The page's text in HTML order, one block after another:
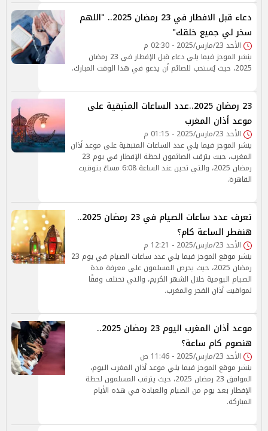
دعاء قبل الافطار في 23 رمضان 2025.. "اللهم
سخر لي جميع خلقك"
الأحد 23/مارس/2025 - 02:30 م
ينشر الموجز فيما يلي دعاء قبل الإفطار في 23 رمضان
2025، حيث يُستحب للصائم أن يدعو في هذا الوقت المبارك.
23 رمضان 2025..عدد الساعات المتبقية على
موعد أذان المغرب
الأحد 23/مارس/2025 - 01:15 م
ينشر الموجز فيما يلي عدد الساعات المتبقية على موعد أذان
المغرب، حيث يترقب الصائمون لحظة الإفطار في يوم 23
رمضان 2025، والتي تحين عند الساعة 6:08 مساءً بتوقيت
القاهرة.
تعرف عدد ساعات الصيام في 23 رمضان 2025..
هنفطر الساعة كام؟
الأحد 23/مارس/2025 - 12:21 م
ينشر موقع الموجز فيما يلي عدد ساعات الصيام في يوم 23
رمضان 2025، حيث يحرص المسلمون على معرفة مدة
الصيام اليومية خلال الشهر الكريم، والتي تختلف وفقًا
لمواقيت أذان الفجر والمغرب.
موعد أذان المغرب اليوم 23 رمضان 2025..
هنصوم كام ساعة؟
الأحد 23/مارس/2025 - 11:46 ص
ينشر موقع الموجز فيما يلي موعد أذان المغرب اليوم،
الموافق 23 رمضان 2025، حيث يترقب المسلمون لحظة
الإفطار بعد يوم من الصيام والعبادة في هذه الأيام
المباركة.